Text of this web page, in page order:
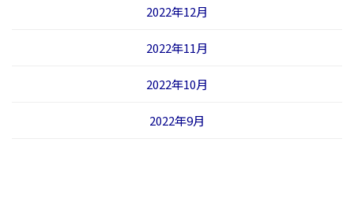
2022年12月
2022年11月
2022年10月
2022年9月